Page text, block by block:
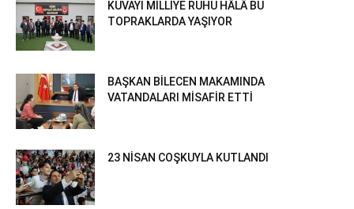
KUVAYI MİLLİYE RUHU HÂLÂ BU
TOPRAKLARDA YAŞIYOR
BAŞKAN BİLECEN MAKAMINDA
VATANDALARI MİSAFİR ETTİ
23 NİSAN COŞKUYLA KUTLANDI